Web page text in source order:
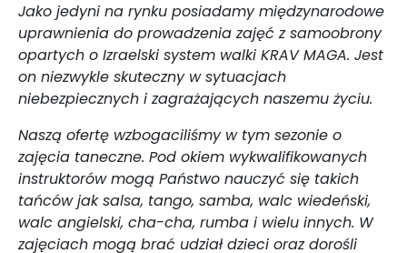
Jako jedyni na rynku posiadamy międzynarodowe
uprawnienia do prowadzenia zajęć z samoobrony
opartych o Izraelski system walki KRAV MAGA. Jest
on niezwykle skuteczny w sytuacjach
niebezpiecznych i zagrażających naszemu życiu.
Naszą ofertę wzbogaciliśmy w tym sezonie o
zajęcia taneczne. Pod okiem wykwalifikowanych
instruktorów mogą Państwo nauczyć się takich
tańców jak salsa, tango, samba, walc wiedeński,
walc angielski, cha-cha, rumba i wielu innych. W
zajęciach mogą brać udział dzieci oraz dorośli